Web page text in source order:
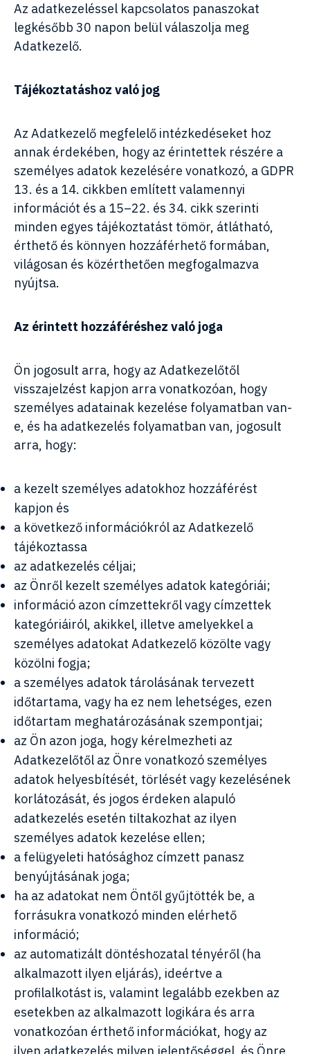
Az adatkezeléssel kapcsolatos panaszokat
legkésőbb 30 napon belül válaszolja meg
Adatkezelő.
Tájékoztatáshoz való jog
Az Adatkezelő megfelelő intézkedéseket hoz
annak érdekében, hogy az érintettek részére a
személyes adatok kezelésére vonatkozó, a GDPR
13. és a 14. cikkben említett valamennyi
információt és a 15–22. és 34. cikk szerinti
minden egyes tájékoztatást tömör, átlátható,
érthető és könnyen hozzáférhető formában,
világosan és közérthetően megfogalmazva
nyújtsa.
Az érintett hozzáféréshez való joga
Ön jogosult arra, hogy az Adatkezelőtől
visszajelzést kapjon arra vonatkozóan, hogy
személyes adatainak kezelése folyamatban van-
e, és ha adatkezelés folyamatban van, jogosult
arra, hogy:
a kezelt személyes adatokhoz hozzáférést
kapjon és
a következő információkról az Adatkezelő
tájékoztassa
az adatkezelés céljai;
az Önről kezelt személyes adatok kategóriái;
információ azon címzettekről vagy címzettek
kategóriáiról, akikkel, illetve amelyekkel a
személyes adatokat Adatkezelő közölte vagy
közölni fogja;
a személyes adatok tárolásának tervezett
időtartama, vagy ha ez nem lehetséges, ezen
időtartam meghatározásának szempontjai;
az Ön azon joga, hogy kérelmezheti az
Adatkezelőtől az Önre vonatkozó személyes
adatok helyesbítését, törlését vagy kezelésének
korlátozását, és jogos érdeken alapuló
adatkezelés esetén tiltakozhat az ilyen
személyes adatok kezelése ellen;
a felügyeleti hatósághoz címzett panasz
benyújtásának joga;
ha az adatokat nem Öntől gyűjtötték be, a
forrásukra vonatkozó minden elérhető
információ;
az automatizált döntéshozatal tényéről (ha
alkalmazott ilyen eljárás), ideértve a
profilalkotást is, valamint legalább ezekben az
esetekben az alkalmazott logikára és arra
vonatkozóan érthető információkat, hogy az